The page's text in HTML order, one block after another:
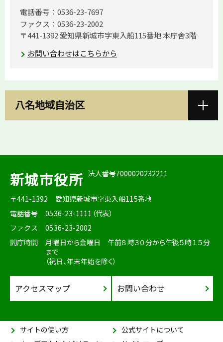
電話番号：0536-23-7697
ファクス：0536-23-2002
〒441-1392 愛知県新城市字東入船115番地 本庁舎3階
お問い合わせはこちらから
八名地域自治区
新城市役所 法人番号7000020232211
〒441-1392
愛知県新城市字東入船115番地
電話番号
0536-23-1111（代表）
ファクス
0536-23-2002
開庁時間
月曜日から金曜日 午前８時３０分から午後５時１５分
まで
（祝日、年末年始を除く）
アクセスマップ お問い合わせ
サイトの使い方
公式サイトについて